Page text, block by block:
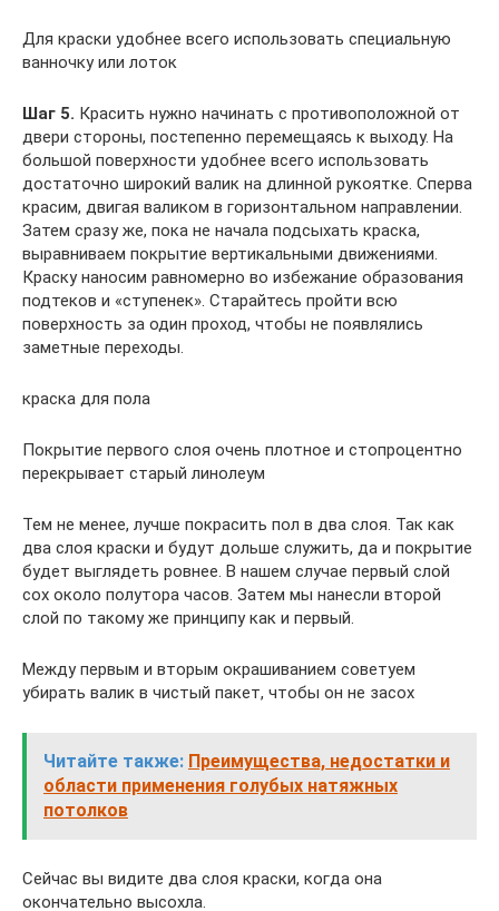
Для краски удобнее всего использовать специальную
ванночку или лоток
Шаг 5. Красить нужно начинать с противоположной от
двери стороны, постепенно перемещаясь к выходу. На
большой поверхности удобнее всего использовать
достаточно широкий валик на длинной рукоятке. Сперва
красим, двигая валиком в горизонтальном направлении.
Затем сразу же, пока не начала подсыхать краска,
выравниваем покрытие вертикальными движениями.
Краску наносим равномерно во избежание образования
подтеков и «ступенек». Старайтесь пройти всю
поверхность за один проход, чтобы не появлялись
заметные переходы.
краска для пола
Покрытие первого слоя очень плотное и стопроцентно
перекрывает старый линолеум
Тем не менее, лучше покрасить пол в два слоя. Так как
два слоя краски и будут дольше служить, да и покрытие
будет выглядеть ровнее. В нашем случае первый слой
сох около полутора часов. Затем мы нанесли второй
слой по такому же принципу как и первый.
Между первым и вторым окрашиванием советуем
убирать валик в чистый пакет, чтобы он не засох
Читайте также: Преимущества, недостатки и
области применения голубых натяжных
потолков
Сейчас вы видите два слоя краски, когда она
окончательно высохла.